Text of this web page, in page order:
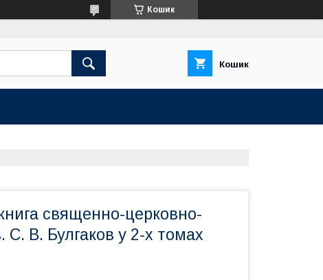
Кошик
Кошик
священно-церковно-
С. В. Булгаков у 2-х томах